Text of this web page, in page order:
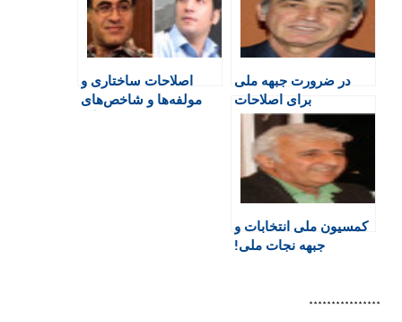
a
m
r
i
n
p
p
r
i
e
در ضرورت جبهه ملی
برای اصلاحات
اصلاحات ساختاری و
مولفه‌ها و شاخص‌های
کمسیون ملی انتخابات و
جبهه نجات ملی!
****************